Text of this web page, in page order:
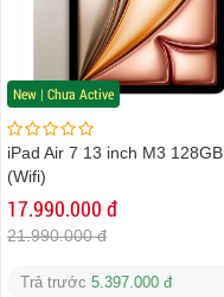
New | Chưa Active
iPad Air 7 13 inch M3 128GB
(Wifi)
17.990.000 đ
21.990.000 đ
Trả trước 5.397.000 đ